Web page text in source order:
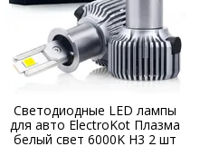
Светодиодные LED лампы
для авто ElectroKot Плазма
белый свет 6000K H3 2 шт